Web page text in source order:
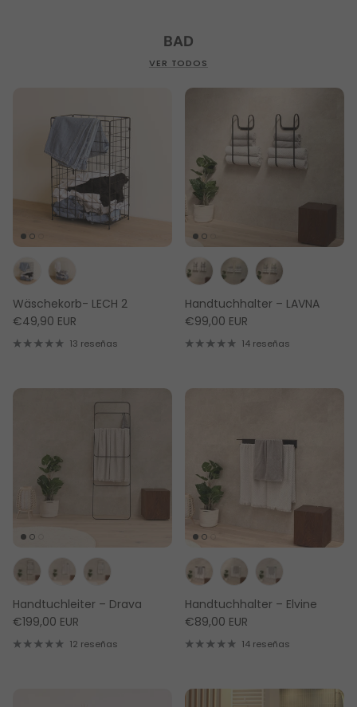
BAD
VER TODOS
Wäschekorb- LECH 2
€49,90 EUR
13 reseñas
Handtuchhalter – LAVNA
€99,00 EUR
14 reseñas
Handtuchleiter – Drava
€199,00 EUR
12 reseñas
Handtuchhalter – Elvine
€89,00 EUR
14 reseñas